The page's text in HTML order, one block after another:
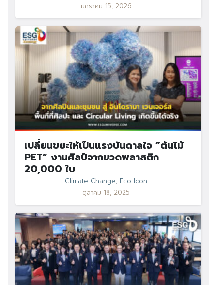
มกราคม 15, 2026
เปลี่ยนขยะให้เป็นแรงบันดาลใจ “ต้นไม้
PET” งานศิลป์จากขวดพลาสติก
20,000 ใบ
Climate Change, Eco Icon
ตุลาคม 18, 2025